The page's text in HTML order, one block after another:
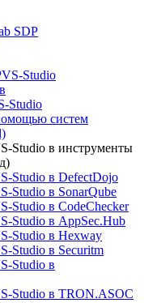
SDP
Studio
Studio
систем
Studio в инструменты
Studio в DefectDojo
Studio в SonarQube
Studio в CodeChecker
Studio в AppSec.Hub
Studio в Hexway
Studio в Securitm
Studio в
Studio в TRON.ASOC